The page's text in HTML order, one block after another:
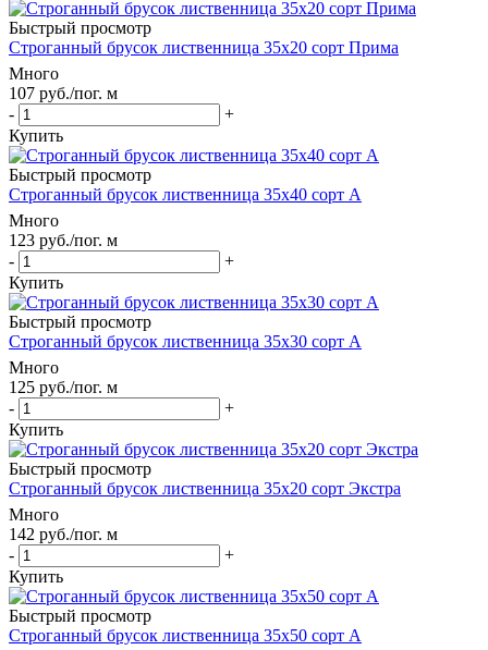
Быстрый просмотр
Строганный брусок лиственница 35х20 сорт Прима
Много
107 руб./пог. м
-
+
Купить
Быстрый просмотр
Строганный брусок лиственница 35х40 сорт А
Много
123 руб./пог. м
-
+
Купить
Быстрый просмотр
Строганный брусок лиственница 35х30 сорт А
Много
125 руб./пог. м
-
+
Купить
Быстрый просмотр
Строганный брусок лиственница 35х20 сорт Экстра
Много
142 руб./пог. м
-
+
Купить
Быстрый просмотр
Строганный брусок лиственница 35х50 сорт А